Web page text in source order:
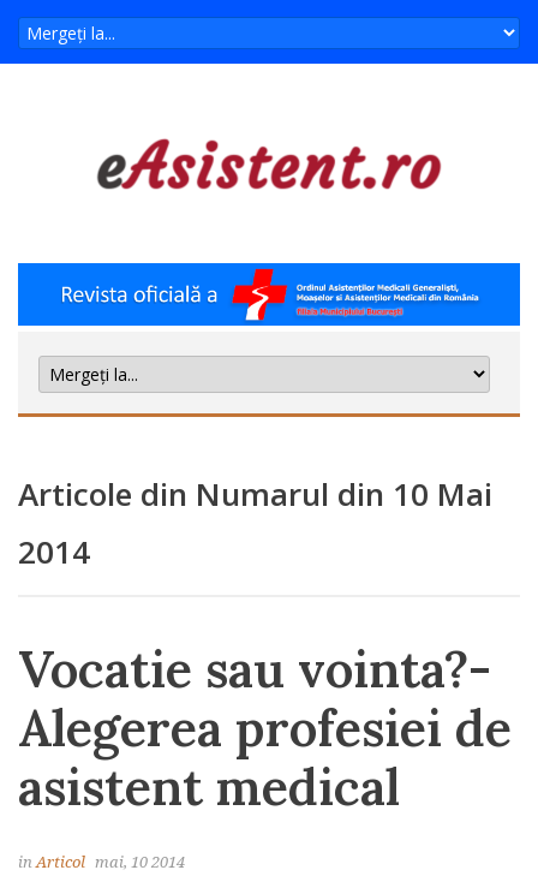
Articole din Numarul din 10 Mai
2014
Vocatie sau vointa?-
Alegerea profesiei de
asistent medical
inArticol mai, 10 2014